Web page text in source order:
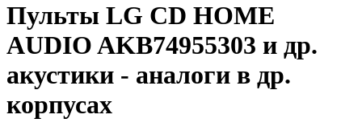
Пульты LG CD HOME
AUDIO AKB74955303 и др.
акустики - аналоги в др.
корпусах